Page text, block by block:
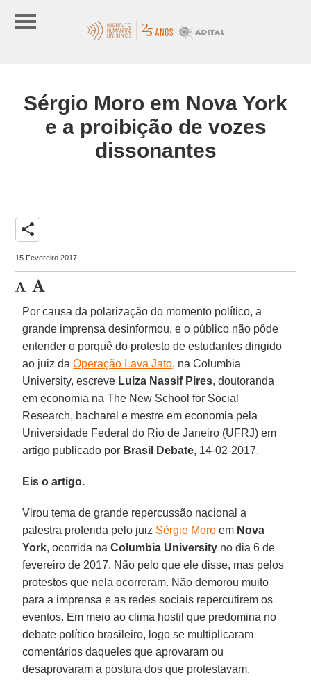
Sérgio Moro em Nova York
e a proibição de vozes
dissonantes
share
15 Fevereiro 2017
Por causa da polarização do momento político, a
grande imprensa desinformou, e o público não pôde
entender o porquê do protesto de estudantes dirigido
ao juiz daOperação Lava Jato, na Columbia
University, escreve Luiza Nassif Pires, doutoranda
em economia na The New School for Social
Research, bacharel e mestre em economia pela
Universidade Federal do Rio de Janeiro (UFRJ) em
artigo publicado por Brasil Debate, 14-02-2017.
Eis o artigo.
Virou tema de grande repercussão nacional a
palestra proferida pelo juiz Sérgio Moro em Nova
York, ocorrida naColumbia University no dia 6 de
fevereiro de 2017. Não pelo que ele disse, mas pelos
protestos que nela ocorreram. Não demorou muito
para a imprensa e as redes sociais repercutirem os
eventos. Em meio ao clima hostil que predomina no
debate político brasileiro, logo se multiplicaram
comentários daqueles que aprovaram ou
desaprovaram a postura dos que protestavam.